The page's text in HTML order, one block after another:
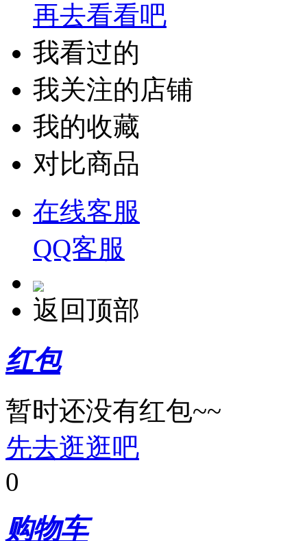
再去看看吧
我看过的
我关注的店铺
我的收藏
对比商品
在线客服
QQ客服
返回顶部
红包
暂时还没有红包~~
先去逛逛吧
0
购物车